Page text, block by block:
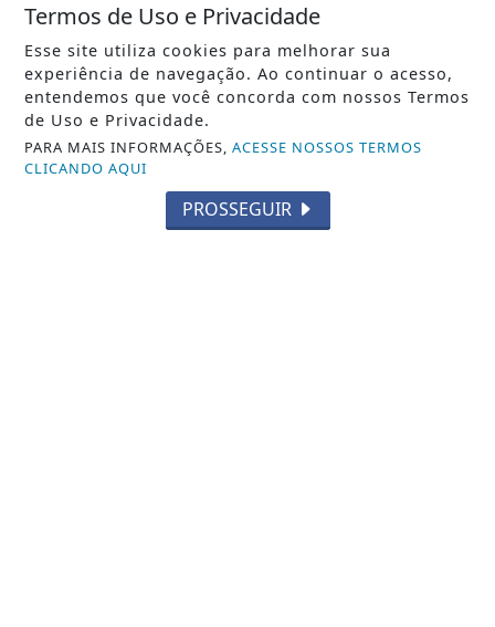
Não possui uma conta?
Você pode ler matérias exclusivas, anunciar
classificados e muito mais!
Termos de Uso e Privacidade
Esse site utiliza cookies para melhorar sua
experiência de navegação. Ao continuar o acesso,
entendemos que você concorda com nossos Termos
de Uso e Privacidade.
PARA MAIS INFORMAÇÕES,ACESSE NOSSOS TERMOS
CLICANDO AQUI
PROSSEGUIR